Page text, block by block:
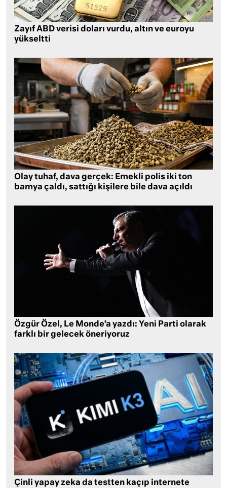
Zayıf ABD verisi doları vurdu, altın ve euroyu
yükseltti
Olay tuhaf, dava gerçek: Emekli polis iki ton
bamya çaldı, sattığı kişilere bile dava açıldı
Özgür Özel, Le Monde’a yazdı: Yeni Parti olarak
farklı bir gelecek öneriyoruz
Çinli yapay zeka da testten kaçıp internete